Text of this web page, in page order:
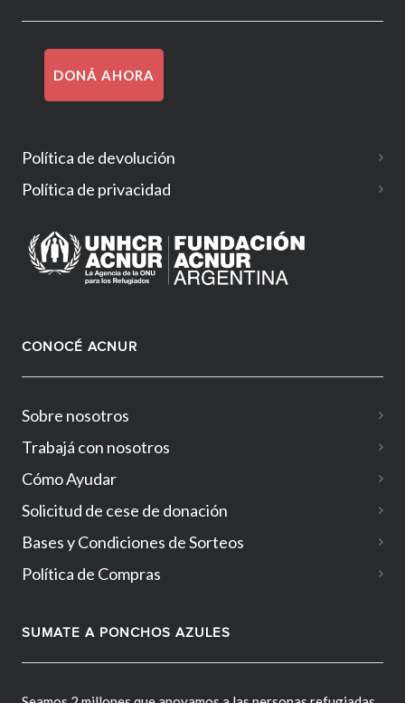
DONÁ AHORA
Política de devolución
Política de privacidad
CONOCÉ ACNUR
Sobre nosotros
Trabajá con nosotros
Cómo Ayudar
Solicitud de cese de donación
Bases y Condiciones de Sorteos
Política de Compras
SUMATE A PONCHOS AZULES